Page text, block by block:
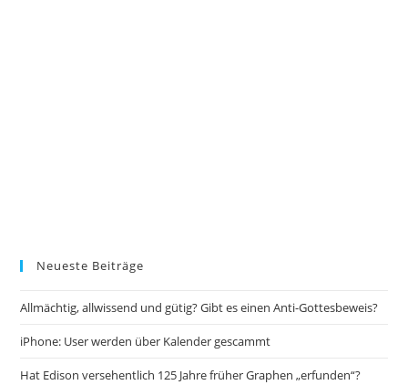
Neueste Beiträge
Allmächtig, allwissend und gütig? Gibt es einen Anti-Gottesbeweis?
iPhone: User werden über Kalender gescammt
Hat Edison versehentlich 125 Jahre früher Graphen „erfunden“?